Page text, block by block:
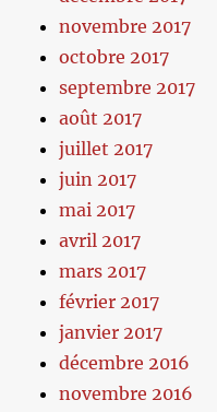
novembre 2017
octobre 2017
septembre 2017
août 2017
juillet 2017
juin 2017
mai 2017
avril 2017
mars 2017
février 2017
janvier 2017
décembre 2016
novembre 2016